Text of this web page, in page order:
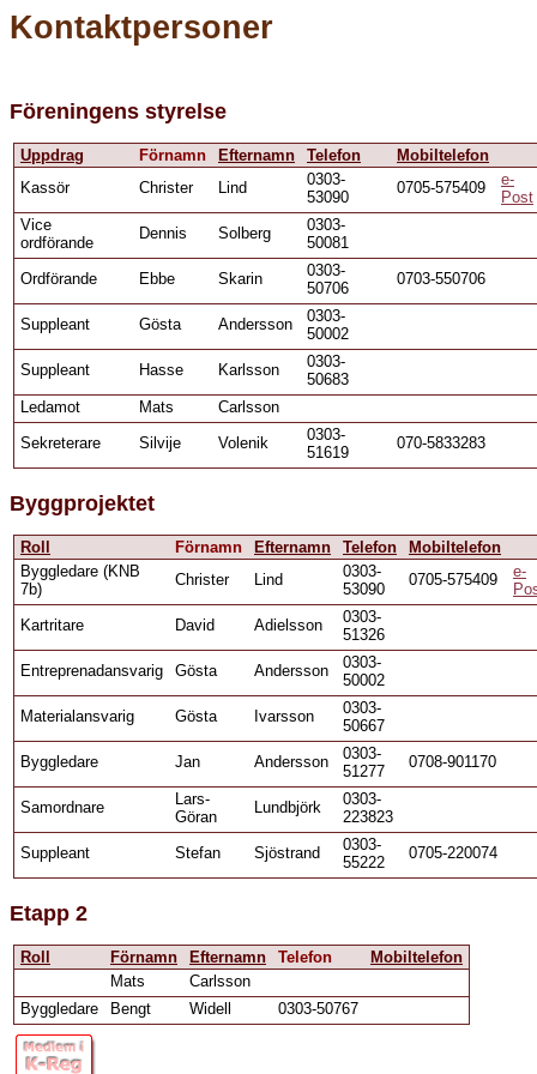
Kontaktpersoner
Föreningens styrelse
Uppdrag Förnamn Efternamn Telefon
Mobiltelefon
Kassör
Christer Lind
0303-
53090
0705-575409
e-
Post
Vice
ordförande
Dennis Solberg
0303-
50081
Ordförande
Ebbe Skarin
0303-
50706
0703-550706
Suppleant Gösta Andersson
0303-
50002
Suppleant
Hasse Karlsson
0303-
50683
Ledamot
Mats
Carlsson
Sekreterare
Silvije Volenik
0303-
51619
070-5833283
Byggprojektet
Roll Förnamn Efternamn Telefon
Mobiltelefon
Byggledare (KNB
7b)
Christer Lind
0303-
53090
0705-575409
e-
Kartritare
David Adielsson
0303-
51326
Entreprenadansvarig
Gösta Andersson
0303-
50002
Materialansvarig
Gösta Ivarsson
0303-
50667
Byggledare
Jan Andersson
0303-
51277
0708-901170
Samordnare
Lars-
Göran
Lundbjörk
0303-
223823
Suppleant
Stefan Sjöstrand
0303-
55222
0705-220074
Etapp 2
Roll Förnamn Efternamn Telefon
Mobiltelefon
Mats
Carlsson
Byggledare
Bengt Widell 0303-50767